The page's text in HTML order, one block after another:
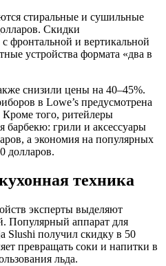
стиральные и сушильные
Скидки
фронтальной и вертикальной
устройства формата «два в
снизили цены на 40–45%.
в Lowe’s предусмотрена
Кроме того, ритейлеры
барбекю: грили и аксессуары
а экономия на популярных
долларов.
техника
эксперты выделяют
Популярный аппарат для
Slushi получил скидку в 50
превращать соки и напитки в
льда.